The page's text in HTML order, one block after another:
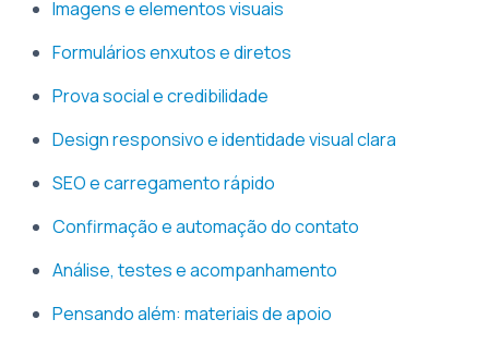
Imagens e elementos visuais
Formulários enxutos e diretos
Prova social e credibilidade
Design responsivo e identidade visual clara
SEO e carregamento rápido
Confirmação e automação do contato
Análise, testes e acompanhamento
Pensando além: materiais de apoio